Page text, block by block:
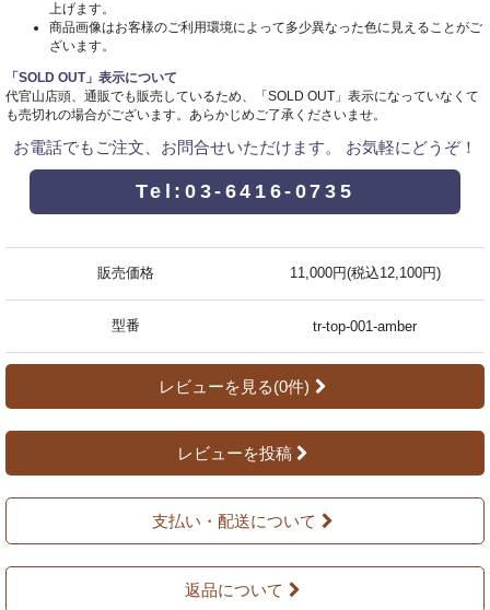
上げます。
商品画像はお客様のご利用環境によって多少異なった色に見えることがご
ざいます。
「SOLD OUT」表示について
代官山店頭、通販でも販売しているため、「SOLD OUT」表示になっていなくて
も売切れの場合がございます。あらかじめご了承くださいませ。
お電話でもご注文、お問合せいただけます。 お気軽にどうぞ！
Tel:03-6416-0735
販売価格 11,000円(税込12,100円)
型番 tr-top-001-amber
レビューを見る(0件)
レビューを投稿
支払い・配送について
返品について